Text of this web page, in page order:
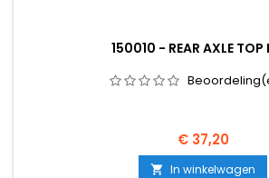
150010 - REAR AXLE TOP
Prijs
€ 37,20
 In winkelwagen